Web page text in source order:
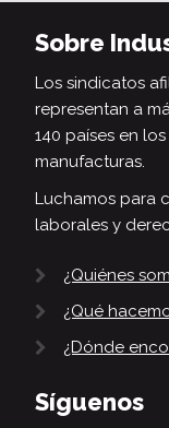
Sobre
Los sindicatos
representan a
140 países en
manufacturas.
Luchamos para
laborales y
¿Quiénes
¿Qué
¿Dónde
Síguenos